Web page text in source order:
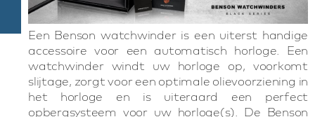
Een Benson watchwinder is een uiterst handige
accessoire voor een automatisch horloge. Een
watchwinder windt uw horloge op, voorkomt
slijtage, zorgt voor een optimale olievoorziening in
het horloge en is uiteraard een perfect
opbergsysteem voor uw horloge(s). De Benson